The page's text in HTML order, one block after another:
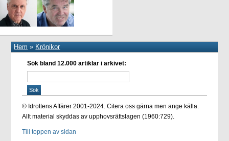
Hem » Krönikor
Sök bland 12.000 artiklar i arkivet:
© Idrottens Affärer 2001-2024. Citera oss gärna men ange källa.
Allt material skyddas av upphovsrättslagen (1960:729).
Till toppen av sidan